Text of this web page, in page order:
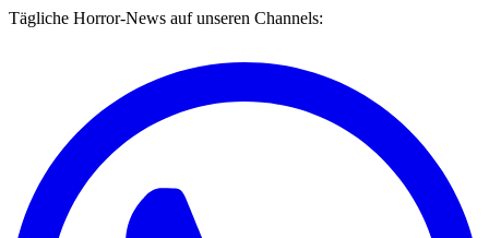
Tägliche Horror-News auf unseren Channels: